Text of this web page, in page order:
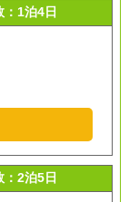
：1泊4日
：2泊5日